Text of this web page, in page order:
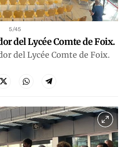
5/45
del Lycée Comte de Foix.
del Lycée Comte de Foix.